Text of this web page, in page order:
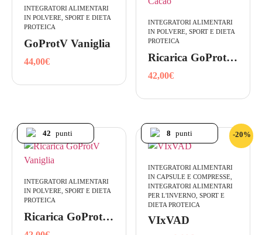
INTEGRATORI ALIMENTARI
IN POLVERE, SPORT E DIETA
PROTEICA
GoProtV Vaniglia
44,00€
INTEGRATORI ALIMENTARI
IN POLVERE, SPORT E DIETA
PROTEICA
Ricarica GoProtV Cacao
42,00€
INTEGRATORI ALIMENTARI
IN POLVERE, SPORT E DIETA
PROTEICA
Ricarica GoProtV Vaniglia
42 punti -20%
INTEGRATORI ALIMENTARI
IN CAPSULE E COMPRESSE,
INTEGRATORI ALIMENTARI
PER L'INVERNO, SPORT E
DIETA PROTEICA
VIxVAD
8 punti